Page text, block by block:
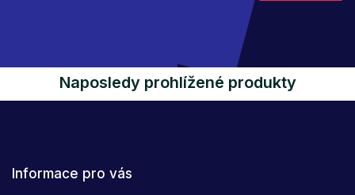
Naposledy prohlížené produkty
Informace pro vás